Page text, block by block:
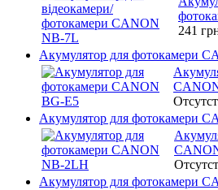
241
Акумулятор для фотокамери
Акумулятор для фотокамери
Акумулятор для фотокамери